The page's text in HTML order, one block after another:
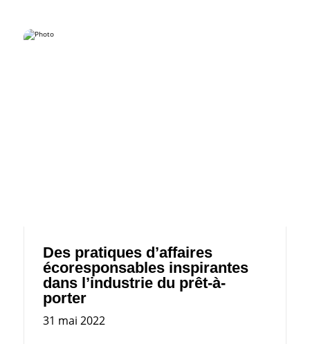
Des pratiques d’affaires
écoresponsables inspirantes
dans l’industrie du prêt-à-
porter
31 mai 2022